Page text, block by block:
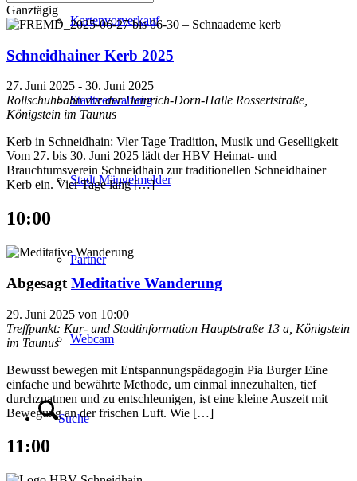
Kartenvorverkauf
Stadtverwaltung
Stadt Mängelmelder
Partner
Webcam
Suche
Ganztägig
Schneidhainer Kerb 2025
27. Juni 2025 - 30. Juni 2025
Rollschuhbahn vor der Heinrich-Dorn-Halle Rossertstraße,
Königstein im Taunus
Kerb in Schneidhain: Vier Tage Tradition, Musik und Geselligkeit
Vom 27. bis 30. Juni 2025 lädt der HBV Heimat- und
Brauchtumsverein Schneidhain zur traditionellen Schneidhainer
Kerb ein. Vier Tage lang […]
10:00
Abgesagt Meditative Wanderung
29. Juni 2025 von 10:00
Treffpunkt: Kur- und Stadtinformation Hauptstraße 13 a, Königstein
im Taunus
Bewusst bewegen mit Entspannungspädagogin Pia Burger Eine
einfache und bewährte Methode, um einmal innezuhalten, tief
durchzuatmen und zu entschleunigen, ist eine kleine Auszeit mit
Bewegung an der frischen Luft. Wie […]
11:00